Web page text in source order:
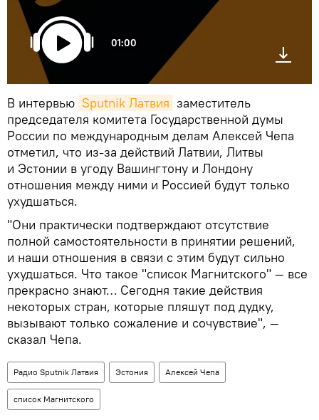
01:00
В интервью Sputnik Латвия заместитель
председателя комитета Государственной думы
России по международным делам Алексей Чепа
отметил, что из-за действий Латвии, Литвы
и Эстонии в угоду Вашингтону и Лондону
отношения между ними и Россией будут только
ухудшаться.
"Они практически подтверждают отсутствие
полной самостоятельности в принятии решений,
и наши отношения в связи с этим будут сильно
ухудшаться. Что такое "список Магнитского" — все
прекрасно знают… Сегодня такие действия
некоторых стран, которые пляшут под дудку,
вызывают только сожаление и сочувствие", —
сказал Чепа.
Радио Sputnik Латвия Эстония Алексей Чепа
список Магнитского